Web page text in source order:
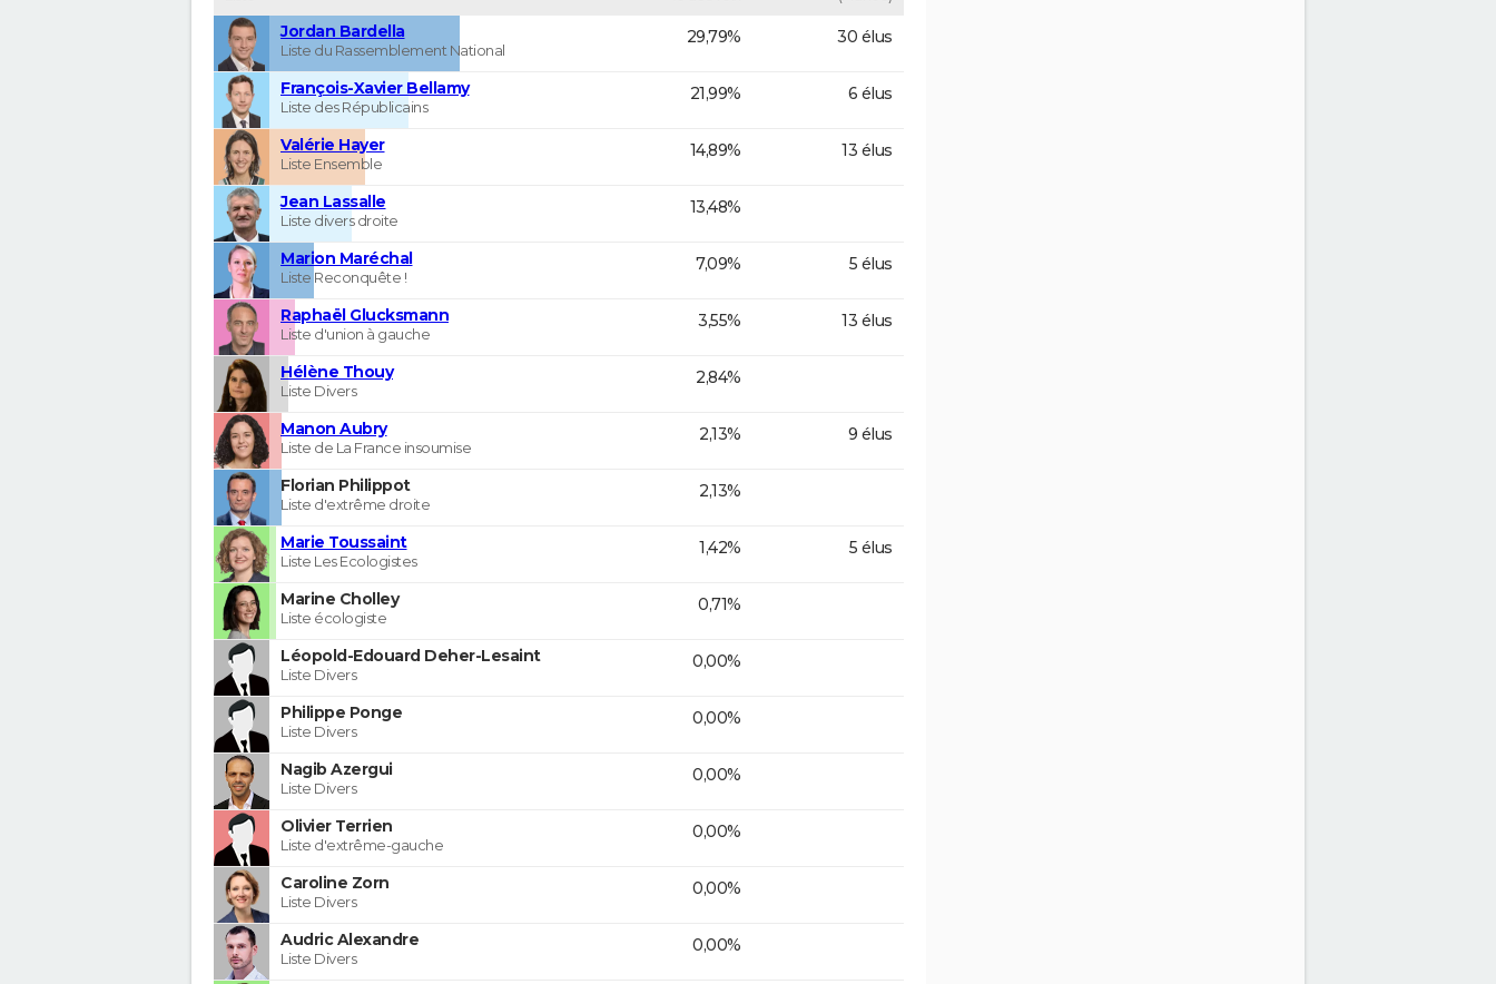
Jordan Bardella
Liste du Rassemblement National
29,79% 30 élus
François-Xavier Bellamy
Liste des Républicains
21,99% 6 élus
Valérie Hayer
Liste Ensemble
14,89% 13 élus
Jean Lassalle
Liste divers droite
13,48%
Marion Maréchal
Liste Reconquête !
7,09% 5 élus
Raphaël Glucksmann
Liste d'union à gauche
3,55% 13 élus
Hélène Thouy
Liste Divers
2,84%
Manon Aubry
Liste de La France insoumise
2,13% 9 élus
Florian Philippot
Liste d'extrême droite
2,13%
Marie Toussaint
Liste Les Ecologistes
1,42% 5 élus
Marine Cholley
Liste écologiste
0,71%
Léopold-Edouard Deher-Lesaint
Liste Divers
0,00%
Philippe Ponge
Liste Divers
0,00%
Nagib Azergui
Liste Divers
0,00%
Olivier Terrien
Liste d'extrême-gauche
0,00%
Caroline Zorn
Liste Divers
0,00%
Audric Alexandre
Liste Divers
0,00%